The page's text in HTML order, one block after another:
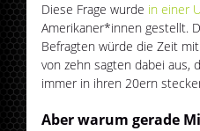
Diese Frage wurde in einer
Amerikaner*innen gestellt.
Befragten würde die Zeit
von zehn sagten dabei aus,
immer in ihren 20ern
Aber warum gerade